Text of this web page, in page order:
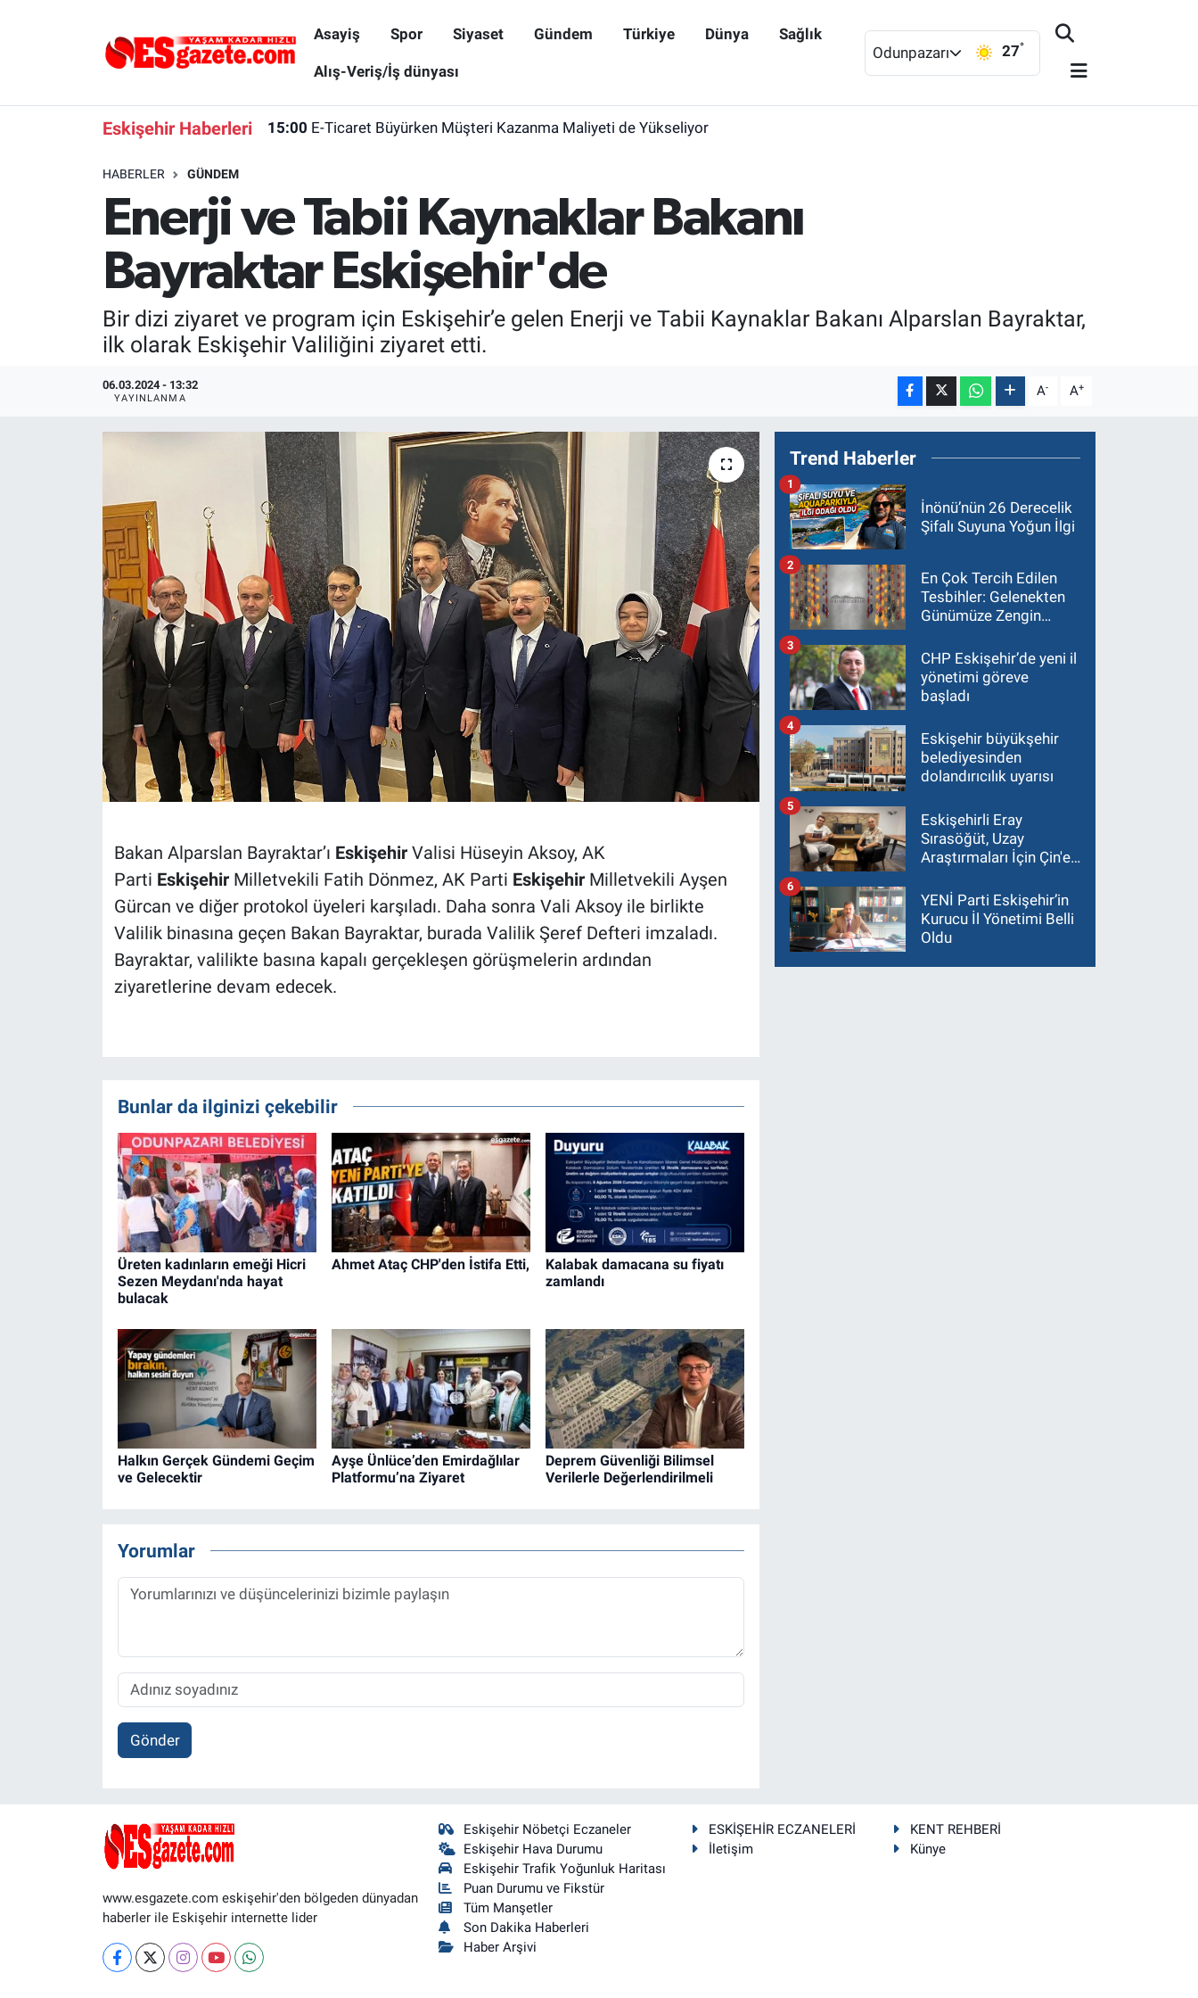
Asayiş Spor Siyaset Gündem Türkiye Dünya Sağlık
Alış-Veriş/İş dünyası
Odunpazarı 27°
Eskişehir Haberleri 15:00 E-Ticaret Büyürken Müşteri Kazanma Maliyeti de Yükseliyor
HABERLER GÜNDEM
Enerji ve Tabii Kaynaklar Bakanı
Bayraktar Eskişehir'de
Bir dizi ziyaret ve program için Eskişehir’e gelen Enerji ve Tabii Kaynaklar Bakanı Alparslan Bayraktar,
ilk olarak Eskişehir Valiliğini ziyaret etti.
06.03.2024 - 13:32
YAYINLANMA A- A+
Bakan Alparslan Bayraktar’ı EskişehirValisi Hüseyin Aksoy, AK
Parti EskişehirMilletvekili Fatih Dönmez, AK Parti EskişehirMilletvekili Ayşen
Gürcan ve diğer protokol üyeleri karşıladı. Daha sonra Vali Aksoy ile birlikte
Valilik binasına geçen Bakan Bayraktar, burada Valilik Şeref Defteri imzaladı.
Bayraktar, valilikte basına kapalı gerçekleşen görüşmelerin ardından
ziyaretlerine devam edecek.
Bunlar da ilginizi çekebilir
Üreten kadınların emeği Hicri
Sezen Meydanı'nda hayat
bulacak
Ahmet Ataç CHP'den İstifa Etti,
Kalabak damacana su fiyatı
zamlandı
Halkın Gerçek Gündemi Geçim
ve Gelecektir
Ayşe Ünlüce’den Emirdağlılar
Platformu’na Ziyaret
Deprem Güvenliği Bilimsel
Verilerle Değerlendirilmeli
Yorumlar
Gönder
Trend Haberler
İnönü’nün 26 Derecelik
Şifalı Suyuna Yoğun İlgi
1
En Çok Tercih Edilen
Tesbihler: Gelenekten
Günümüze Zengin
2
CHP Eskişehir’de yeni il
yönetimi göreve
başladı
3
Eskişehir büyükşehir
belediyesinden
dolandırıcılık uyarısı
4
Eskişehirli Eray
Sırasöğüt, Uzay
Araştırmaları İçin Çin'e
5
YENİ Parti Eskişehir’in
Kurucu İl Yönetimi Belli
Oldu
6
www.esgazete.com eskişehir'den bölgeden dünyadan
haberler ile Eskişehir internette lider
Eskişehir Nöbetçi Eczaneler
Eskişehir Hava Durumu
Eskişehir Trafik Yoğunluk Haritası
Puan Durumu ve Fikstür
Tüm Manşetler
Son Dakika Haberleri
Haber Arşivi
ESKİŞEHİR ECZANELERİ
KENT REHBERİ
İletişim
Künye
Alış-Veriş/İş dünyası
Eskişehirspor Arşivi
Eskişehir Arşivi
Ekonomi
Kültür Sanat
Politika
Kütahya
Magazin
Bilim ve Teknoloji
Eskişehir Nöbetçi Eczaneler
Süper Lig Puan Durumu ve Fikstür
Tüm Manşetler
Son Dakika Haberleri
Haber Arşivi